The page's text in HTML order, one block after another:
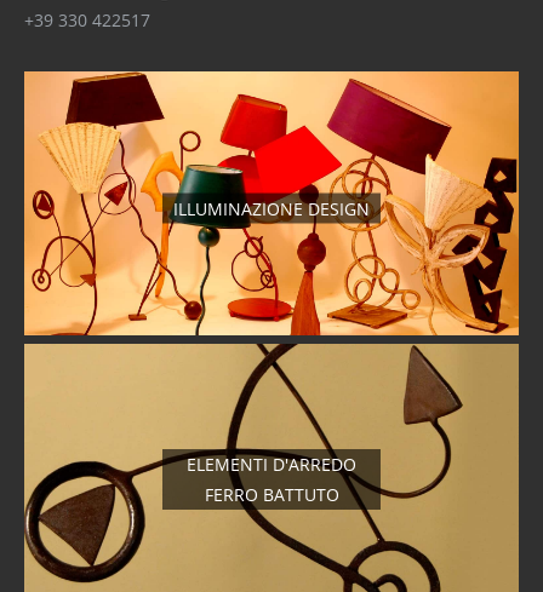
+39 330 422517
ILLUMINAZIONE DESIGN
ELEMENTI D'ARREDO
FERRO BATTUTO